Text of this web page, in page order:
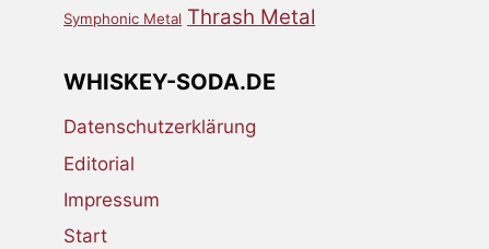
Symphonic Metal Thrash Metal
WHISKEY-SODA.DE
Datenschutzerklärung
Editorial
Impressum
Start